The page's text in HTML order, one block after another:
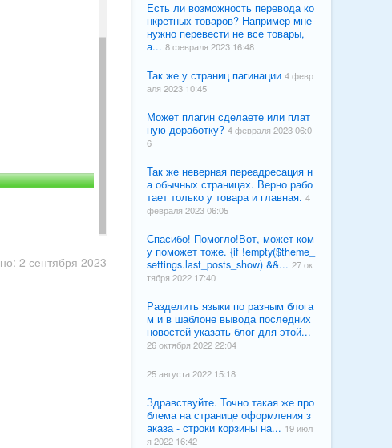
Есть ли возможность перевода ко
нкретных товаров? Например мне
нужно перевести не все товары,
а... 8 февраля 2023 16:48
Так же у страниц пагинации 4 февр
аля 2023 10:45
Может плагин сделаете или плат
ную доработку? 4 февраля 2023 06:0
6
Так же неверная переадресация н
а обычных страницах. Верно рабо
тает только у товара и главная. 4
февраля 2023 06:05
Спасибо! Помогло!Вот, может ком
у поможет тоже. {if !empty($theme_
settings.last_posts_show) &&... 27 ок
тября 2022 17:40
Разделить языки по разным блога
м и в шаблоне вывода последних
новостей указать блог для этой...
26 октября 2022 22:04
25 августа 2022 15:18
Здравствуйте. Точно такая же про
блема на странице оформления з
аказа - строки корзины на... 19 июл
я 2022 16:42
2 сентября 2023